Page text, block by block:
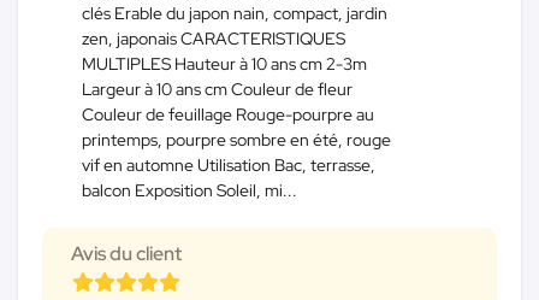
clés Erable du japon nain, compact, jardin
zen, japonais CARACTERISTIQUES
MULTIPLES Hauteur à 10 ans cm 2-3m
Largeur à 10 ans cm Couleur de fleur
Couleur de feuillage Rouge-pourpre au
printemps, pourpre sombre en été, rouge
vif en automne Utilisation Bac, terrasse,
balcon Exposition Soleil, mi...
Avis du client